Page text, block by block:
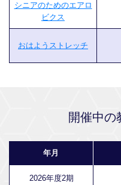
シニアのためのエアロ
ビクス
おはようストレッチ
開催中の
年月
2026年度2期